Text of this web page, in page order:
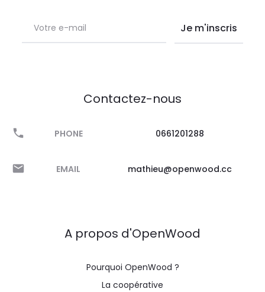
Contactez-nous
PHONE 0661201288
EMAIL mathieu@openwood.cc
A propos d'OpenWood
Pourquoi OpenWood ?
La coopérative